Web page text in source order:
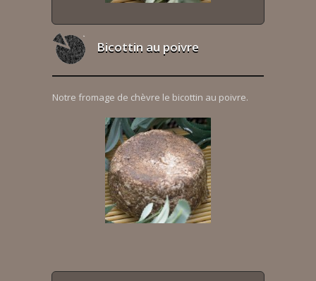
Bicottin au poivre
Notre fromage de chèvre le bicottin au poivre.